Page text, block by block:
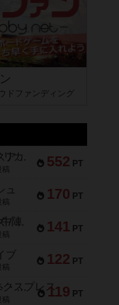
ドファンディング
552 PT
リワイルド：サウスアメリカ
170 PT
ュ
141 PT
ファイアー・ブルズ / 火牛陣
122 PT
ブ
119 PT
トランスオリエント・エクスプレス